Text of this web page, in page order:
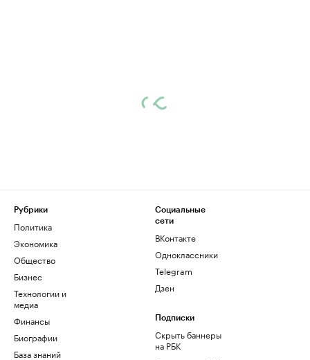
Рубрики
Политика
Экономика
Общество
Бизнес
Технологии и
медиа
Финансы
Биографии
База знаний
Социальные
сети
ВКонтакте
Одноклассники
Telegram
Дзен
Подписки
Скрыть баннеры
на РБК